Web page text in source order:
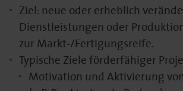
Ziel: neue oder erheblich
Dienstleistungen oder
zur Markt-/Fertigungsreife.
Typische Ziele förderfähiger
Motivation und Aktivierung